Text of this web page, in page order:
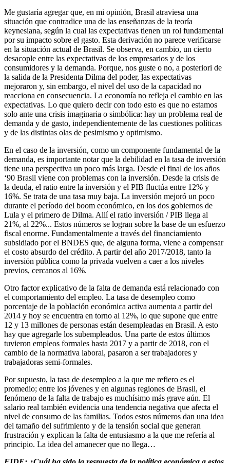
Me gustaría agregar que, en mi opinión, Brasil atraviesa una
situación que contradice una de las enseñanzas de la teoría
keynesiana, según la cual las expectativas tienen un rol fundamental
por su impacto sobre el gasto. Esta derivación no parece verificarse
en la situación actual de Brasil. Se observa, en cambio, un cierto
desacople entre las expectativas de los empresarios y de los
consumidores y la demanda. Porque, nos guste o no, a posteriori de
la salida de la Presidenta Dilma del poder, las expectativas
mejoraron y, sin embargo, el nivel del uso de la capacidad no
reacciona en consecuencia. La economía no refleja el cambio en las
expectativas. Lo que quiero decir con todo esto es que no estamos
solo ante una crisis imaginaria o simbólica: hay un problema real de
demanda y de gasto, independientemente de las cuestiones políticas
y de las distintas olas de pesimismo y optimismo.
En el caso de la inversión, como un componente fundamental de la
demanda, es importante notar que la debilidad en la tasa de inversión
tiene una perspectiva un poco más larga. Desde el final de los años
‘90 Brasil viene con problemas con la inversión. Desde la crisis de
la deuda, el ratio entre la inversión y el PIB fluctúa entre 12% y
16%. Se trata de una tasa muy baja. La inversión mejoró un poco
durante el período del boom económico, en los dos gobiernos de
Lula y el primero de Dilma. Allí el ratio inversión / PIB llega al
21%, al 22%... Estos números se logran sobre la base de un esfuerzo
fiscal enorme. Fundamentalmente a través del financiamiento
subsidiado por el BNDES que, de alguna forma, viene a compensar
el costo absurdo del crédito. A partir del año 2017/2018, tanto la
inversión pública como la privada vuelven a caer a los niveles
previos, cercanos al 16%.
Otro factor explicativo de la falta de demanda está relacionado con
el comportamiento del empleo. La tasa de desempleo como
porcentaje de la población económica activa aumenta a partir del
2014 y hoy se encuentra en torno al 12%, lo que supone que entre
12 y 13 millones de personas están desempleadas en Brasil. A esto
hay que agregarle los subempleados. Una parte de estos últimos
tuvieron empleos formales hasta 2017 y a partir de 2018, con el
cambio de la normativa laboral, pasaron a ser trabajadores y
trabajadoras semi-formales.
Por supuesto, la tasa de desempleo a la que me refiero es el
promedio; entre los jóvenes y en algunas regiones de Brasil, el
fenómeno de la falta de trabajo es muchísimo más grave aún. El
salario real también evidencia una tendencia negativa que afecta el
nivel de consumo de las familias. Todos estos números dan una idea
del tamaño del sufrimiento y de la tensión social que generan
frustración y explican la falta de entusiasmo a la que me refería al
principio. La idea del amanecer que no llega…